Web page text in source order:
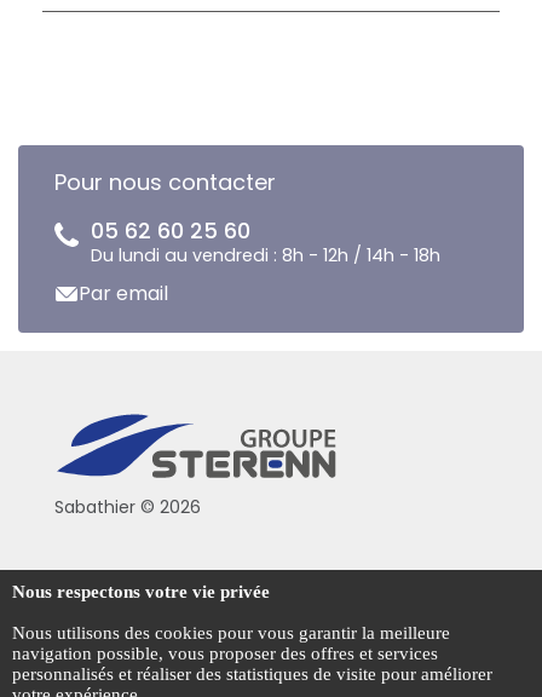
Pour nous contacter
05 62 60 25 60
Du lundi au vendredi : 8h - 12h / 14h - 18h
Par email
Sabathier © 2026
Politique de confidentialité
Conditions générales de vente
Mentions légales
Nous respectons votre vie privée
Nous utilisons des cookies pour vous garantir la meilleure
navigation possible, vous proposer des offres et services
personnalisés et réaliser des statistiques de visite pour améliorer